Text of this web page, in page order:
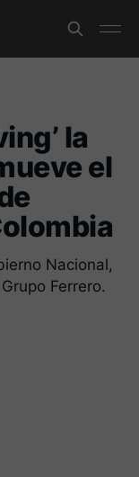
la
el
Nacional,
Ferrero.